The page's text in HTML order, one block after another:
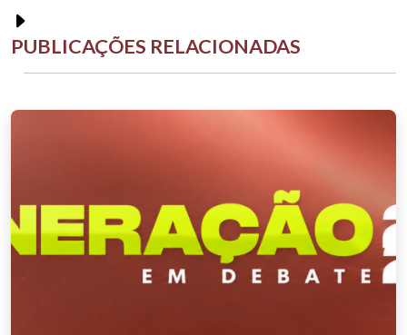
PUBLICAÇÕES RELACIONADAS